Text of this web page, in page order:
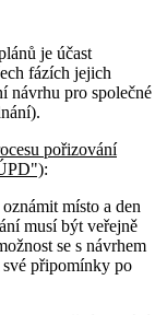
je účast
fázích jejich
návrhu pro společné
pořizování
:
místo a den
musí být veřejně
se s návrhem
své připomínky po